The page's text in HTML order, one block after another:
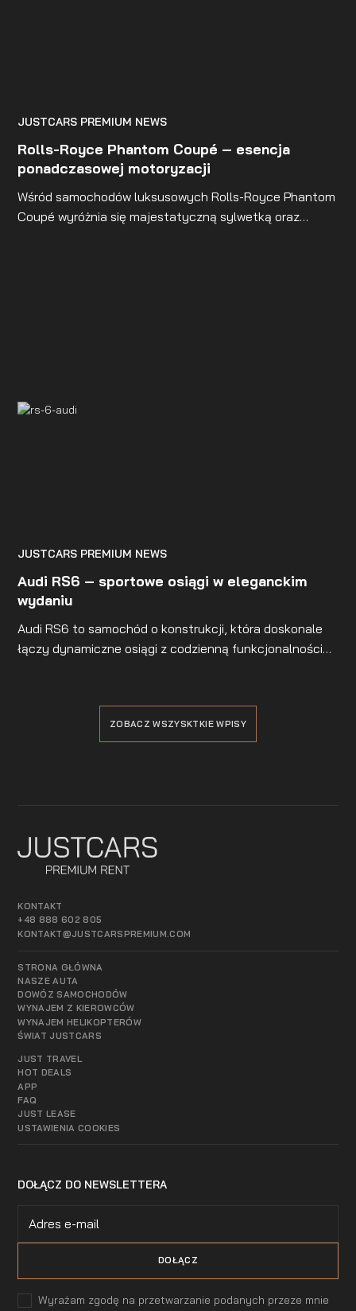
JUSTCARS PREMIUM NEWS
Rolls-Royce Phantom Coupé – esencja
ponadczasowej motoryzacji
Wśród samochodów luksusowych Rolls-Royce Phantom
Coupé wyróżnia się majestatyczną sylwetką oraz
JUSTCARS PREMIUM NEWS
Audi RS6 – sportowe osiągi w eleganckim
wydaniu
Audi RS6 to samochód o konstrukcji, która doskonale
łączy dynamiczne osiągi z codzienną funkcjonalnością.
światów. Łączy komfort klasy premium oraz
bezkompromisowość wydajności rodem z toru
ZOBACZ WSZYSKTKIE WPISY
KONTAKT
+48 888 602 805
KONTAKT@JUSTCARSPREMIUM.COM
STRONA GŁÓWNA
NASZE AUTA
DOWÓZ SAMOCHODÓW
WYNAJEM Z KIEROWCÓW
WYNAJEM HELIKOPTERÓW
ŚWIAT JUSTCARS
JUST TRAVEL
HOT DEALS
APP
FAQ
JUST LEASE
USTAWIENIA COOKIES
DOŁĄCZ DO NEWSLETTERA
Wyrażam zgodę na przetwarzanie podanych przeze mnie